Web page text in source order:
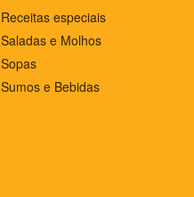
Receitas especiais
Saladas e Molhos
Sopas
Sumos e Bebidas